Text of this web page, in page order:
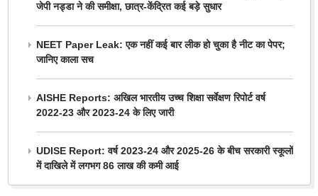
जेपी नड्डा ने की समीक्षा, छात्र-केंद्रित कई बड़े सुधार
NEET Paper Leak: एक नहीं कई बार लीक हो चुका है नीट का पेपर;
जानिए काला सच
AISHE Reports: अखिल भारतीय उच्च शिक्षा सर्वेक्षण रिपोर्ट वर्ष
2022-23 और 2023-24 के लिए जारी
UDISE Report: वर्ष 2023-24 और 2025-26 के बीच सरकारी स्कूलों
में दाखिले में लगभग 86 लाख की कमी आई